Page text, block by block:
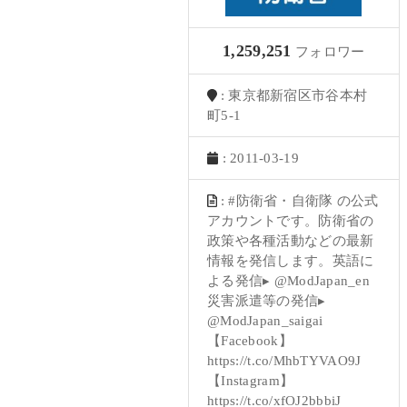
1,259,251 フォロワー
: 東京都新宿区市谷本村
町5-1
: 2011-03-19
: #防衛省・自衛隊 の公式
アカウントです。防衛省の
政策や各種活動などの最新
情報を発信します。英語に
よる発信▸ @ModJapan_en
災害派遣等の発信▸
@ModJapan_saigai
【Facebook】
https://t.co/MhbTYVAO9J
【Instagram】
https://t.co/xfOJ2bbbiJ